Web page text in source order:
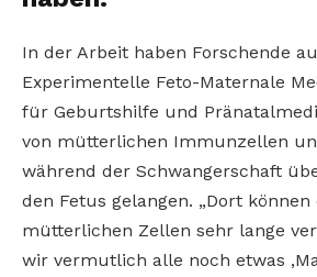
In der Arbeit haben Forschende
Experimentelle Feto-Maternale
für Geburtshilfe und
von mütterlichen Immunzellen
während der Schwangerschaft
den Fetus gelangen. „Dort können
mütterlichen Zellen sehr lange
wir vermutlich alle noch etwas